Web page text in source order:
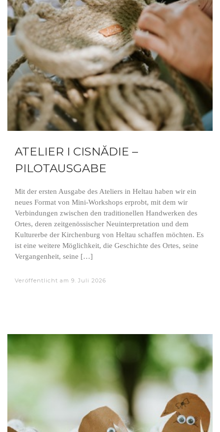
ATELIER I CISNĂDIE –
PILOTAUSGABE
Mit der ersten Ausgabe des Ateliers in Heltau haben wir ein
neues Format von Mini-Workshops erprobt, mit dem wir
Verbindungen zwischen den traditionellen Handwerken des
Ortes, deren zeitgenössischer Neuinterpretation und dem
Kulturerbe der Kirchenburg von Heltau schaffen möchten. Es
ist eine weitere Möglichkeit, die Geschichte des Ortes, seine
Vergangenheit, seine […]
Veröffentlicht am 9. Juli 2026